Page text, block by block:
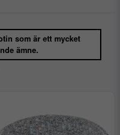
som är ett mycket
ämne.